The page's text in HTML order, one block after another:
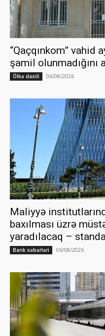
“Qaçqınkom” vahid
şamil olunmadığını
Ölkə daxili 06/08/2026
Maliyyə
baxılması üzrə
yaradılacaq –
Bank xəbərləri 06/08/2026